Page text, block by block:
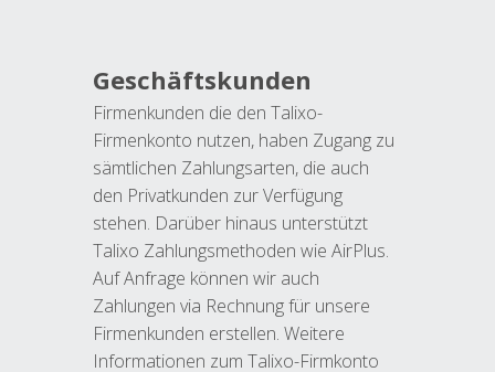
Geschäftskunden
Firmenkunden die den Talixo-
Firmenkonto nutzen, haben Zugang zu
sämtlichen Zahlungsarten, die auch
den Privatkunden zur Verfügung
stehen. Darüber hinaus unterstützt
Talixo Zahlungsmethoden wie AirPlus.
Auf Anfrage können wir auch
Zahlungen via Rechnung für unsere
Firmenkunden erstellen. Weitere
Informationen zum Talixo-Firmkonto